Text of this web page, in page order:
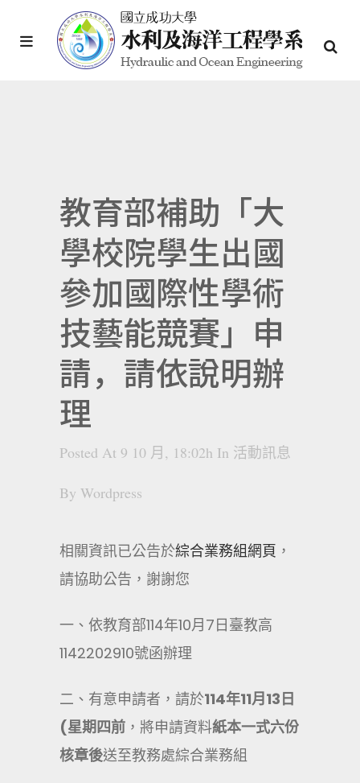
教育部補助「大
學校院學生出國
參加國際性學術
技藝能競賽」申
請，請依說明辦
理
Posted At 9 10 月, 18:02h In 活動訊息
By Wordpress
相關資訊已公告於綜合業務組網頁 ，
請協助公告，謝謝您
一、依教育部114年10月7日臺教高
1142202910號函辦理
二、有意申請者，請於114年11月13日
(星期四前 ，將申請資料紙本一式六份
核章後送至教務處綜合業務組